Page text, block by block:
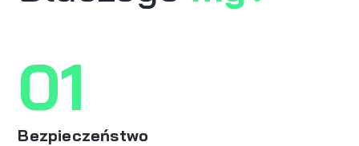
01
Bezpieczeństwo